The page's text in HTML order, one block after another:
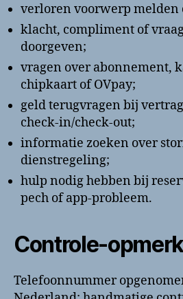
verloren voorwerp melden
klacht, compliment of
doorgeven;
vragen over abonnement,
chipkaart of OVpay;
geld terugvragen bij
check-in/check-out;
informatie zoeken over
dienstregeling;
hulp nodig hebben bij
pech of app-probleem.
Controle-
Telefoonnummer